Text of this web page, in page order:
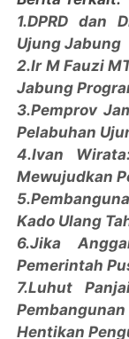
1.DPRD dan
Ujung Jabung
2.Ir M Fauzi
Jabung
3.Pemprov
Pelabuhan
4.Ivan
Mewujudkan
Kado Ulang
6.Jika
Pemerintah
7.Luhut
Hentikan